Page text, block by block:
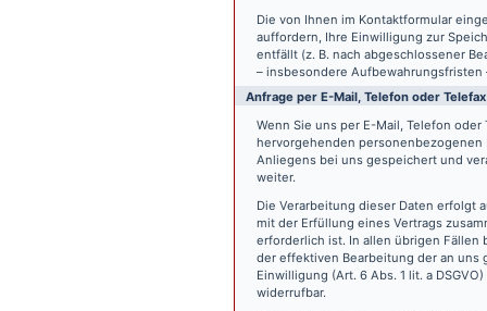
Die von Ihnen im Kontaktformular
auffordern, Ihre Einwilligung zur
entfällt (z. B. nach abgeschlossener
– insbesondere
Anfrage per E-Mail, Telefon oder Telefax
Wenn Sie uns per E-Mail, Telefon
hervorgehenden personenbezogenen
Anliegens bei uns gespeichert und
weiter.
Die Verarbeitung dieser Daten erfolgt
mit der Erfüllung eines Vertrags
erforderlich ist. In allen übrigen Fällen
der effektiven Bearbeitung der an uns
Einwilligung (Art. 6 Abs. 1 lit. a
widerrufbar.